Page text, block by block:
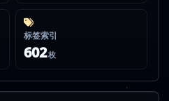
标签索引
602枚